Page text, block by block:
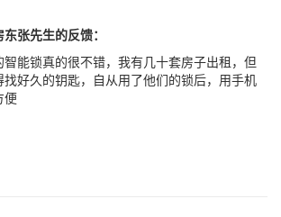
张先生的反馈：
能锁真的很不错，我有几十套房子出租，但
好久的钥匙，自从用了他们的锁后，用手机
便